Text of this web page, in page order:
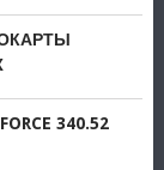
340.52